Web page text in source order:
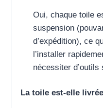
Oui, chaque toile
suspension
d’expédition), ce
l’installer
nécessiter d’outils
La toile est-elle